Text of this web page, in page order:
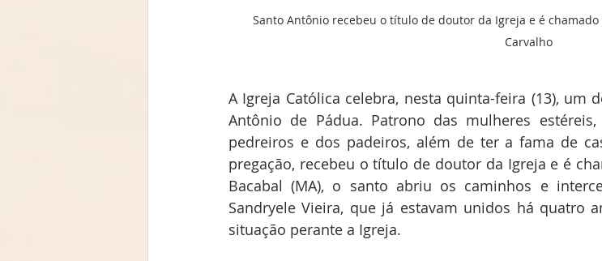
Carvalho
A Igreja Católica celebra, nesta quinta-feira (13), um
Antônio de Pádua. Patrono das mulheres
pedreiros e dos padeiros, além de ter a fama de
pregação, recebeu o título de doutor da Igreja e é
Bacabal (MA), o santo abriu os caminhos e
Sandryele Vieira, que já estavam unidos há quatro
situação perante a Igreja.